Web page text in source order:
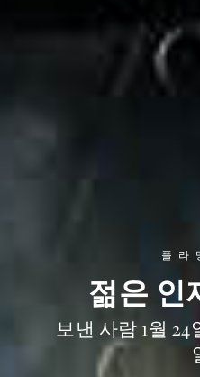
플 라
젊은 인
보낸 사람 1월 24